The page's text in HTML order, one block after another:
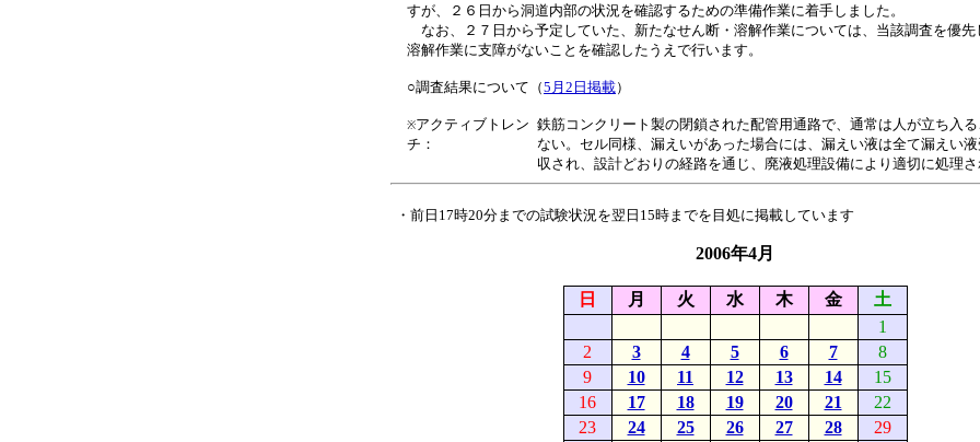
すが、２６日から洞道内部の状況を確認するための準備作業に着手しました。
なお、２７日から予定していた、新たなせん断・溶解作業については、当該調査を優先
溶解作業に支障がないことを確認したうえで行います。
○調査結果について（5月2日掲載）
※アクティブトレン
チ：
鉄筋コンクリート製の閉鎖された配管用通路で、通常は人が立ち入
ない。セル同様、漏えいがあった場合には、漏えい液は全て漏えい
収され、設計どおりの経路を通じ、廃液処理設備により適切に処理
・前日17時20分までの試験状況を翌日15時までを目処に掲載しています
2006年4月
日 月 火 水 木 金
土
1
2
3 4 5 6 7
8
9
10 11 12 13 14
15
16
17 18 19 20 21
22
23
24 25 26 27 28
29